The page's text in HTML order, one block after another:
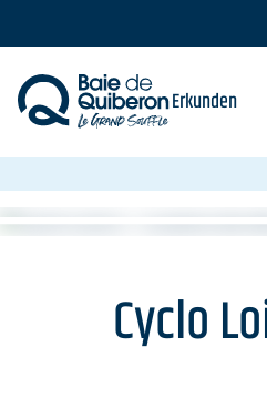
content
Erkunden
Cyclo